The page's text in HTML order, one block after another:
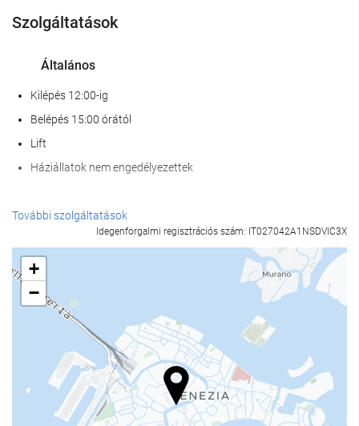
Szolgáltatások
Általános
Kilépés 12:00-ig
Belépés 15:00 órától
Lift
Háziállatok nem engedélyezettek
Recepció szolgáltatások
24 órás recepció
poggyászmegőrzés
Étel és ital
Internet
Ingyenes Wi-Fi
További szolgáltatások
Idegenforgalmi regisztrációs szám: IT027042A1NSDVIC3X
+
−